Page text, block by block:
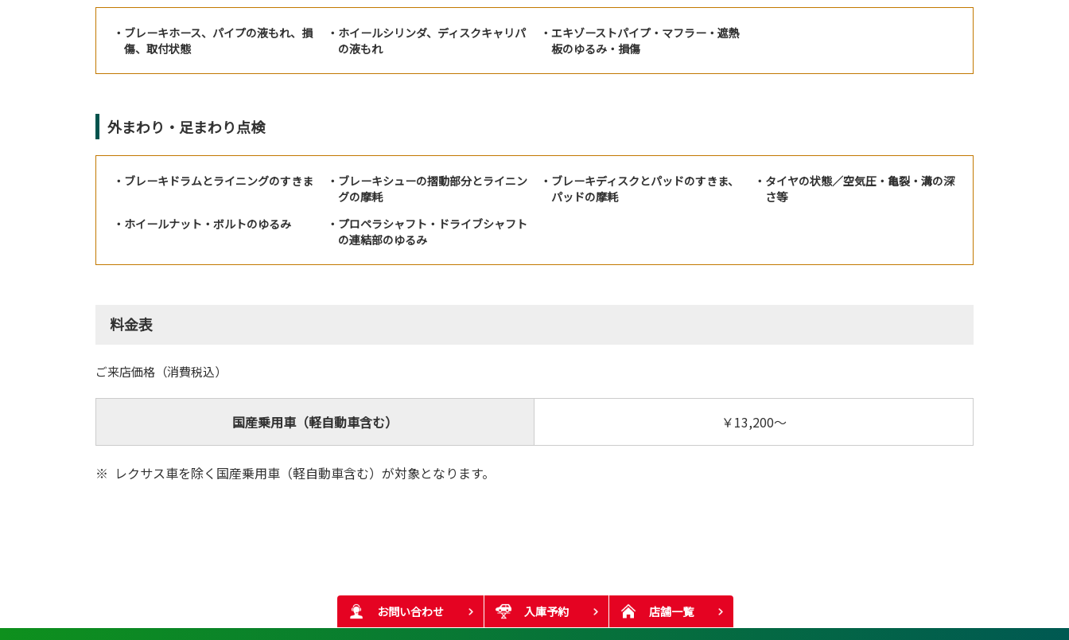
ブレーキホース、パイプの液もれ、損
傷、取付状態
ホイールシリンダ、ディスクキャリパ
の液もれ
エキゾーストパイプ・マフラー・遮熱
板のゆるみ・損傷
外まわり・足まわり点検
ブレーキドラムとライニングのすきま
ブレーキシューの摺動部分とライニン
グの摩耗
ブレーキディスクとパッドのすきま、
パッドの摩耗
タイヤの状態／空気圧・亀裂・溝の深
さ等
ホイールナット・ボルトのゆるみ
プロペラシャフト・ドライブシャフト
の連結部のゆるみ
料金表
ご来店価格（消費税込）
国産乗用車（軽自動車含む） ￥13,200～
レクサス車を除く国産乗用車（軽自動車含む）が対象となります。
お問い合わせ 入庫予約 店舗一覧